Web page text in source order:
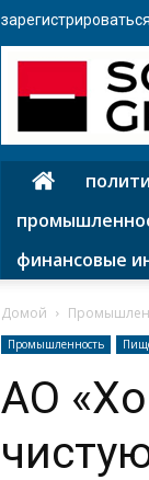
финансовые
Домой
Промышленность
АО